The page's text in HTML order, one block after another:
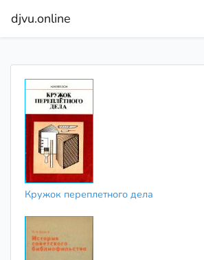
djvu.online
Кружок переплетного дела